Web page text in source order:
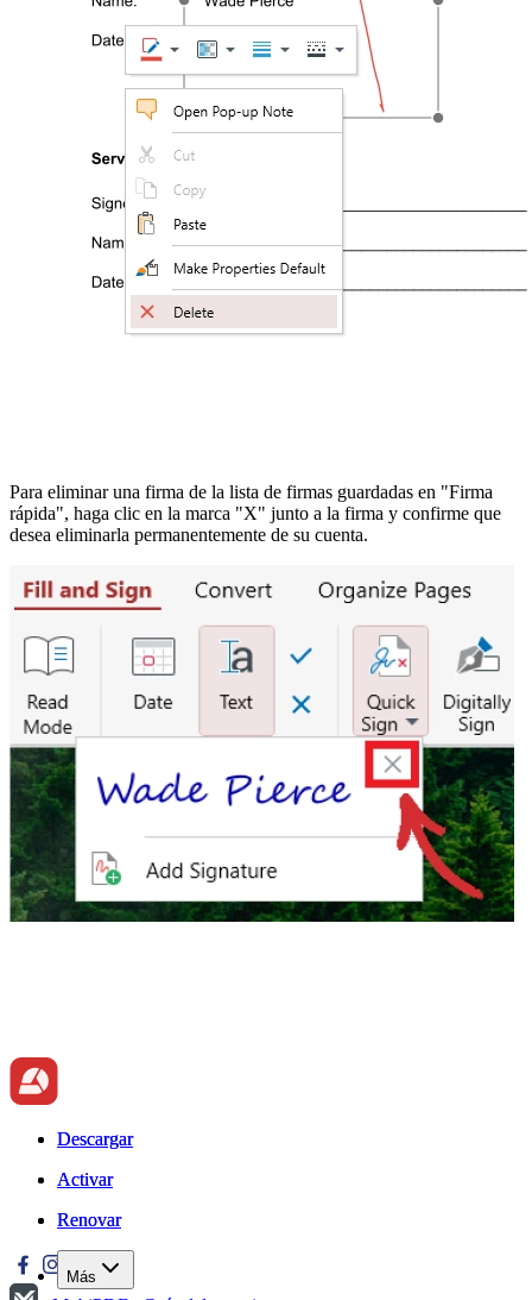
Para eliminar una firma de la lista de firmas guardadas en "Firma
rápida", haga clic en la marca "X" junto a la firma y confirme que
desea eliminarla permanentemente de su cuenta.
Descargar
Activar
Renovar
Más
Descargar
Activar
Renovar